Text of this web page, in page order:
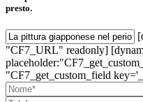
presto.
"CF7_URL" readonly]
"CF7_get_custom_field